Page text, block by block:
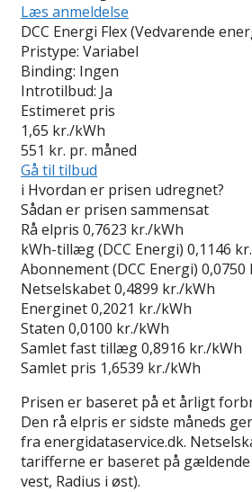
Læs anmeldelse
DCC Energi Flex (Vedvarende
Pristype: Variabel
Binding: Ingen
Introtilbud: Ja
Estimeret pris
1,65 kr./kWh
551 kr. pr. måned
Gå til tilbud
i Hvordan er prisen udregnet?
Sådan er prisen sammensat
Rå elpris 0,7623 kr./kWh
kWh-tillæg (DCC Energi) 0,1146
Abonnement (DCC Energi) 0,0750
Netselskabet0,4899 kr./kWh
Energinet0,2021 kr./kWh
Staten 0,0100 kr./kWh
Samlet fast tillæg0,8916 kr./kWh
Samlet pris 1,6539 kr./kWh
Prisen er baseret på et årligt
Den rå elpris er sidste måneds
fra energidataservice.dk.
tarifferne er baseret på
vest, Radius i øst).